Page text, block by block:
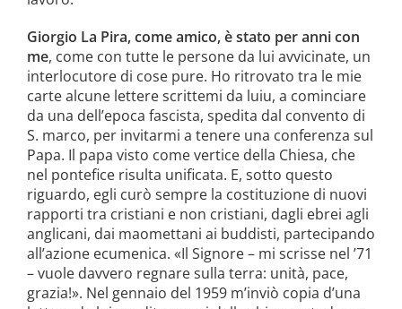
Giorgio La Pira, come amico, è stato per anni con
me, come con tutte le persone da lui avvicinate, un
interlocutore di cose pure. Ho ritrovato tra le mie
carte alcune lettere scrittemi da luiu, a cominciare
da una dell’epoca fascista, spedita dal convento di
S. marco, per invitarmi a tenere una conferenza sul
Papa. Il papa visto come vertice della Chiesa, che
nel pontefice risulta unificata. E, sotto questo
riguardo, egli curò sempre la costituzione di nuovi
rapporti tra cristiani e non cristiani, dagli ebrei agli
anglicani, dai maomettani ai buddisti, partecipando
all’azione ecumenica. «Il Signore – mi scrisse nel ’71
– vuo­le davvero regnare sulla terra: unità, pa­ce,
grazia!». Nel gennaio del 1959 m’in­viò copia d’una